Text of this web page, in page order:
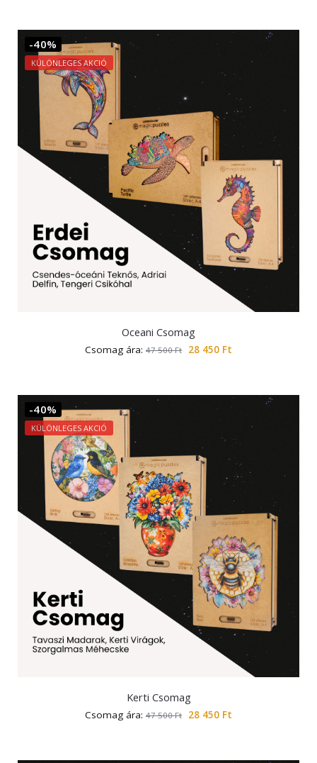
-40%
KÜLÖNLEGES AKCIÓ
Oceani Csomag
Csomag ára:47 500Ft 28 450 Ft
-40%
KÜLÖNLEGES AKCIÓ
Kerti Csomag
Csomag ára:47 500Ft 28 450 Ft